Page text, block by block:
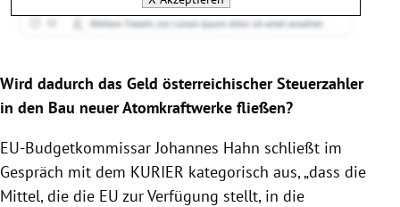
Wird dadurch das Geld österreichischer Steuerzahler
in den Bau neuer Atomkraftwerke fließen?
EU-Budgetkommissar Johannes Hahn schließt im
Gespräch mit dem KURIER kategorisch aus, „dass die
Mittel, die die EU zur Verfügung stellt, in die